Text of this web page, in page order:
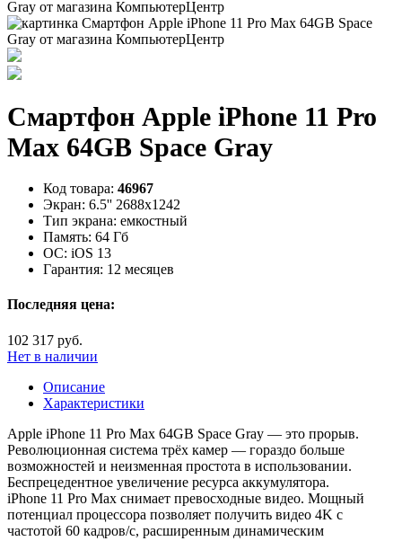
Смартфон Apple iPhone 11 Pro
Max 64GB Space Gray
Код товара: 46967
Экран: 6.5'' 2688x1242
Тип экрана: емкостный
Память: 64 Гб
ОС: iOS 13
Гарантия: 12 месяцев
Последняя цена:
102 317 руб.
Нет в наличии
Описание
Характеристики
Apple iPhone 11 Pro Max 64GB Space Gray — это прорыв.
Революционная система трёх камер — гораздо больше
возможностей и неизменная простота в использовании.
Беспрецедентное увеличение ресурса аккумулятора.
iPhone 11 Pro Max снимает превосходные видео. Мощный
потенциал процессора позволяет получить видео 4K с
частотой 60 кадров/с, расширенным динамическим